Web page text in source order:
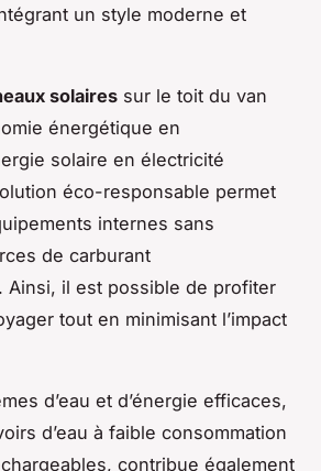
un style moderne et
solaires sur le toit du van
énergétique en
solaire en électricité
éco-responsable permet
internes sans
de carburant
Ainsi, il est possible de profiter
tout en minimisant l’impact
d’eau et d’énergie efficaces,
d’eau à faible consommation
contribue également